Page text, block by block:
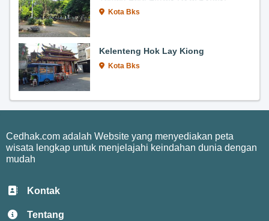
Kota Bks
Kelenteng Hok Lay Kiong
Kota Bks
Cedhak.com adalah Website yang menyediakan peta
wisata lengkap untuk menjelajahi keindahan dunia dengan
mudah
Kontak
Tentang